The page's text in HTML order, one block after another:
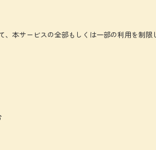
本サービスの全部もしくは一部の利用を制